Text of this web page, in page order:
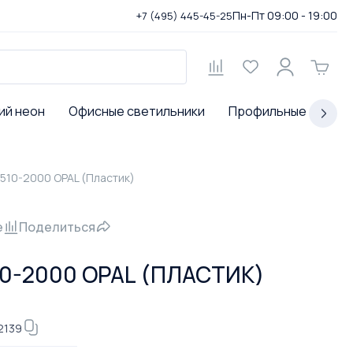
+7 (495) 445-45-25Пн-Пт 09:00 - 19:00
неон Офисные светильники Профильные
2000 OPAL (Пластик)
Поделиться
2000 OPAL (ПЛАСТИК)